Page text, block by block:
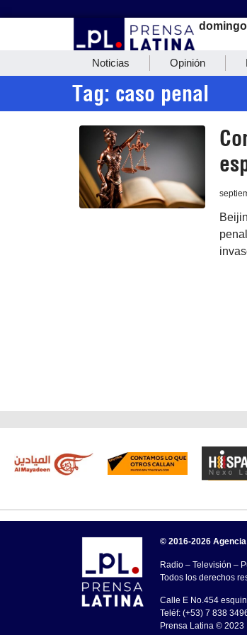
Noticias Opinión
Tag: caso penal
© 2016-2026
Radio – Televisión –
Todos los derechos
Calle E No.454
Teléf: (+53) 7 838
Prensa Latina © 2023